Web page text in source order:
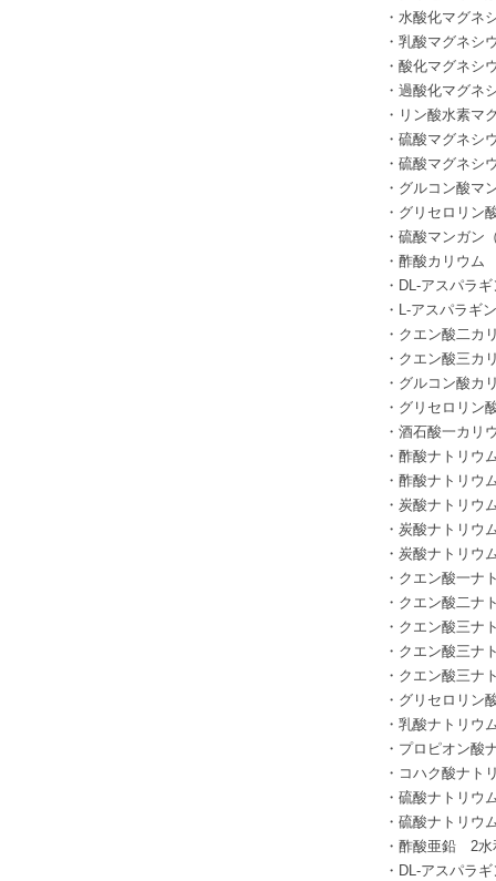
・水酸化マグネ
・乳酸マグネ
・酸化マグネシ
・過酸化マグネ
・リン酸水素
・硫酸マグネ
・硫酸マグネ
・グルコン酸
・グリセロリン
・硫酸マンガ
・酢酸カリウム
・ DL-アスパラ
・ L-アスパラギ
・クエン酸二カ
・クエン酸三
・グルコン酸カ
・グリセロリン
・酒石酸一カリ
・酢酸ナトリ
・酢酸ナトリ
・炭酸ナトリ
・炭酸ナトリ
・炭酸ナトリ
・クエン酸一
・クエン酸二
・クエン酸三
・クエン酸三
・クエン酸三
・グリセロリン
・乳酸ナトリウ
・プロピオン酸
・コハク酸ナ
・硫酸ナトリ
・硫酸ナトリ
・酢酸亜鉛 2水
・ DL-アスパラ